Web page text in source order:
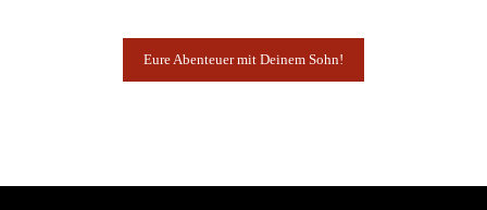
Eure Abenteuer mit Deinem Sohn!